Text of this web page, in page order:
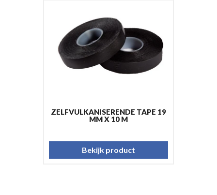
ZELFVULKANISERENDE TAPE 19
MM X 10 M
Bekijk product